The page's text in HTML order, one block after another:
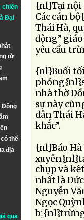
chiến
Đại
từ
Đông
có thể
địa
qua
{nl}Tại nội
Các cán
Thái Hà,
động”
yêu cầu
{nl}Buổi
nhà thờ
sự này
dân Thái
khắc”.
{nl}Báo Hà
chụp và
nhất là
Nguyễn
Ngọc
bị{nl}trừng